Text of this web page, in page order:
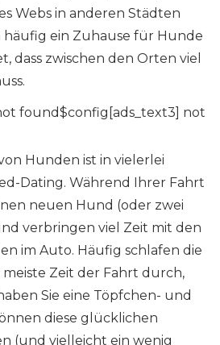
Webs in anderen Städten
ein Zuhause für Hunde
dass zwischen den Orten viel
found$config[ads_text3] not
Hunden ist in vielerlei
Dating. Während Ihrer Fahrt
neuen Hund (oder zwei
verbringen viel Zeit mit den
im Auto. Häufig schlafen die
Zeit der Fahrt durch,
Sie eine Töpfchen- und
diese glücklichen
(und vielleicht ein wenig